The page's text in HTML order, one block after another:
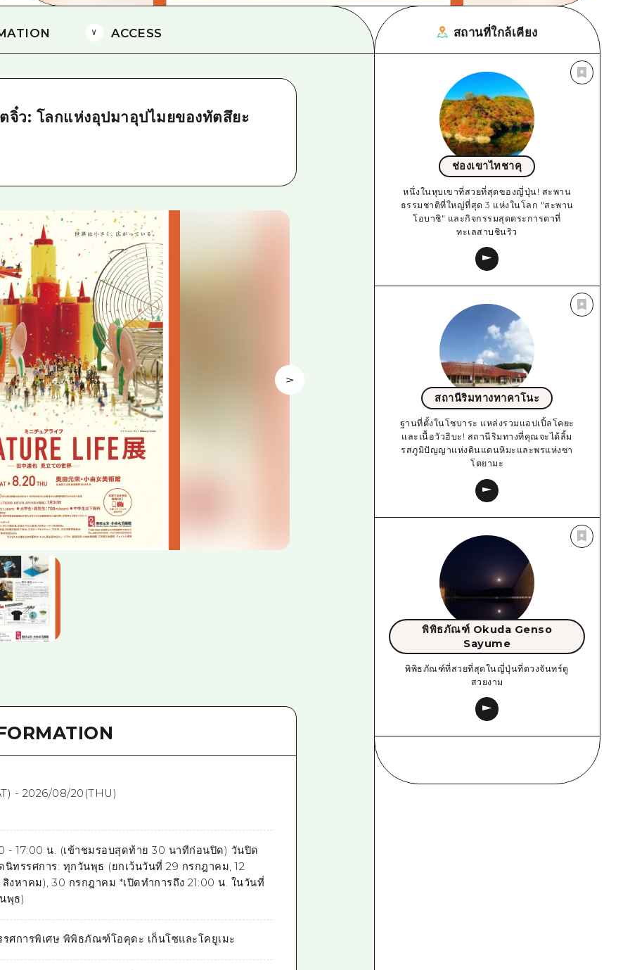
ACCESS
จิ๋ว: โลกแห่งอุปมาอุปไมยของทัตสึยะ
- 2026/08/20(THU)
- 17:00 น. (เข้าชมรอบสุดท้าย 30 นาทีก่อนปิด) วันปิด
นิทรรศการ: ทุกวันพุธ (ยกเว้นวันที่ 29 กรกฎาคม, 12
งหาคม), 30 กรกฎาคม *เปิดทำการถึง 21:00 น. ในวันที่
พุธ)
ศการพิเศษ พิพิธภัณฑ์โอคุดะ เก็นโซและโคยูเมะ
สถานที่ใกล้เคียง
ช่องเขาไทชาคุ
หนึ่งในหุบเขาที่สวยที่สุดของญี่ปุ่น! สะพาน
ธรรมชาติที่ใหญ่ที่สุด 3 แห่งในโลก "สะพาน
โอบาชิ" และกิจกรรมสุดตระการตาที่
ทะเลสาบชินริว
สถานีริมทางทาคาโนะ
ฐานที่ตั้งในโชบาระ แหล่งรวมแอปเปิ้ลโคยะ
และเนื้อวัวฮิบะ! สถานีริมทางที่คุณจะได้ลิ้ม
รสภูมิปัญญาแห่งดินแดนหิมะและพรแห่งซา
โตยามะ
พิพิธภัณฑ์ Okuda Genso
Sayume
พิพิธภัณฑ์ที่สวยที่สุดในญี่ปุ่นที่ดวงจันทร์ดู
สวยงาม